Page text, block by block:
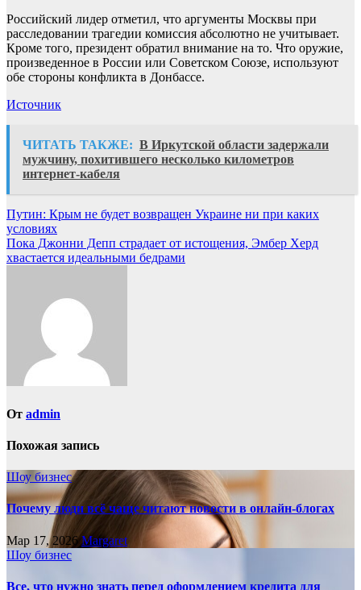
Российский лидер отметил, что аргументы Москвы при
расследовании трагедии комиссия абсолютно не учитывает.
Кроме того, президент обратил внимание на то. Что оружие,
произведенное в России или Советском Союзе, используют
обе стороны конфликта в Донбассе.
Источник
ЧИТАТЬ ТАКЖЕ: В Иркутской области задержали
мужчину, похитившего несколько километров
интернет-кабеля
Навигация
по
записям
Путин: Крым не будет возвращен Украине ни при каких
условиях
Пока Джонни Депп страдает от истощения, Эмбер Херд
хвастается идеальными бедрами
От admin
Похожая запись
Шоу бизнес
Почему люди всё чаще читают новости в онлайн-блогах
Мар 17, 2026Margaret
Шоу бизнес
Все, что нужно знать перед оформлением кредита для